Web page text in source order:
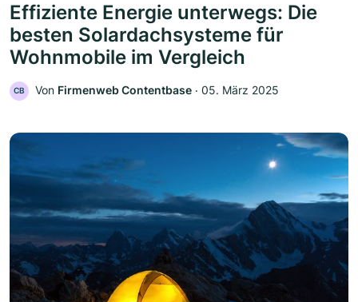
Effiziente Energie unterwegs: Die
besten Solardachsysteme für
Wohnmobile im Vergleich
CB Von Firmenweb Contentbase ‧ 05. März 2025